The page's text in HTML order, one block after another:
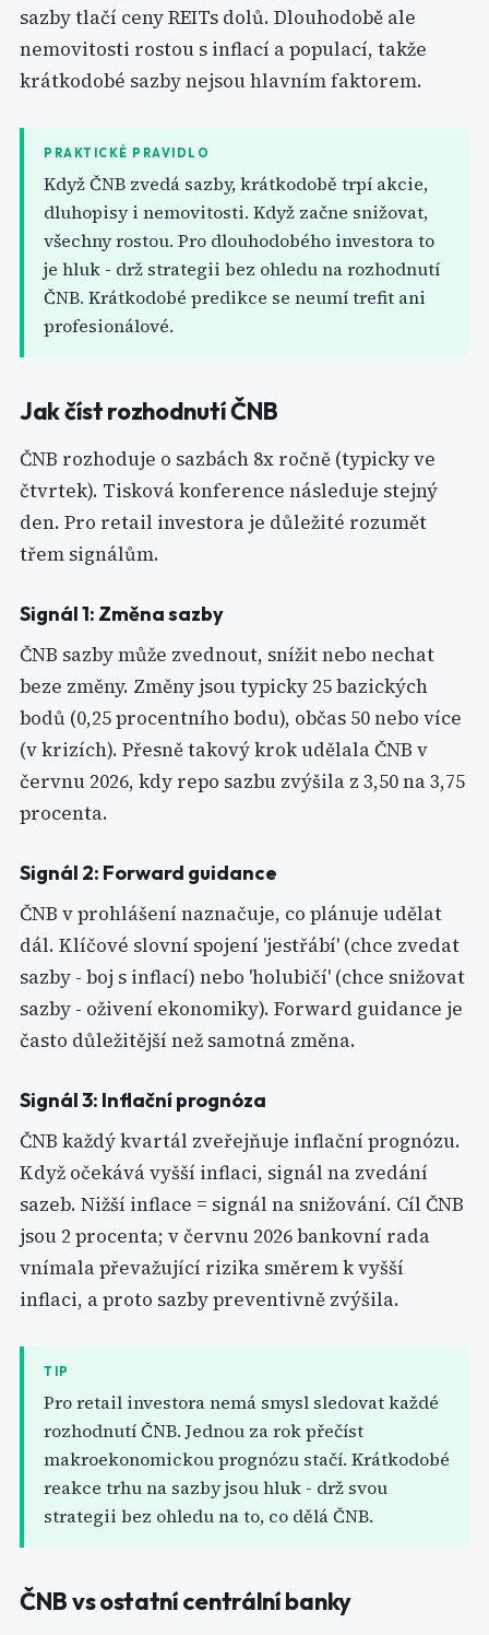
sazby tlačí ceny REITs dolů. Dlouhodobě ale
nemovitosti rostou s inflací a populací, takže
krátkodobé sazby nejsou hlavním faktorem.
PRAKTICKÉ PRAVIDLO
Když ČNB zvedá sazby, krátkodobě trpí akcie,
dluhopisy i nemovitosti. Když začne snižovat,
všechny rostou. Pro dlouhodobého investora to
je hluk - drž strategii bez ohledu na rozhodnutí
ČNB. Krátkodobé predikce se neumí trefit ani
profesionálové.
Jak číst rozhodnutí ČNB
ČNB rozhoduje o sazbách 8x ročně (typicky ve
čtvrtek). Tisková konference následuje stejný
den. Pro retail investora je důležité rozumět
třem signálům.
Signál 1: Změna sazby
ČNB sazby může zvednout, snížit nebo nechat
beze změny. Změny jsou typicky 25 bazických
bodů (0,25 procentního bodu), občas 50 nebo více
(v krizích). Přesně takový krok udělala ČNB v
červnu 2026, kdy repo sazbu zvýšila z 3,50 na 3,75
procenta.
Signál 2: Forward guidance
ČNB v prohlášení naznačuje, co plánuje udělat
dál. Klíčové slovní spojení 'jestřábí' (chce zvedat
sazby - boj s inflací) nebo 'holubičí' (chce snižovat
sazby - oživení ekonomiky). Forward guidance je
často důležitější než samotná změna.
Signál 3: Inflační prognóza
ČNB každý kvartál zveřejňuje inflační prognózu.
Když očekává vyšší inflaci, signál na zvedání
sazeb. Nižší inflace = signál na snižování. Cíl ČNB
jsou 2 procenta; v červnu 2026 bankovní rada
vnímala převažující rizika směrem k vyšší
inflaci, a proto sazby preventivně zvýšila.
TIP
Pro retail investora nemá smysl sledovat každé
rozhodnutí ČNB. Jednou za rok přečíst
makroekonomickou prognózu stačí. Krátkodobé
reakce trhu na sazby jsou hluk - drž svou
strategii bez ohledu na to, co dělá ČNB.
ČNB vs ostatní centrální banky